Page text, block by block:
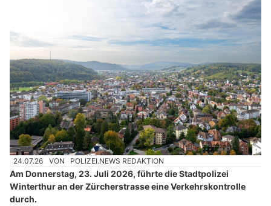
24.07.26 VON POLIZEI.NEWS REDAKTION
Am Donnerstag, 23. Juli 2026, führte die Stadtpolizei
Winterthur an der Zürcherstrasse eine Verkehrskontrolle
durch.